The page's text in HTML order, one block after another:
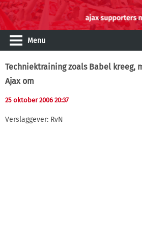
Menu
Techniektraining zoals Babel kreeg,
Ajax om
25 oktober 2006 20:37
Verslaggever: RvN